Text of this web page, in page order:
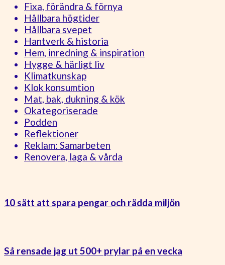
Fixa, förändra & förnya
Hållbara högtider
Hållbara svepet
Hantverk & historia
Hem, inredning & inspiration
Hygge & härligt liv
Klimatkunskap
Klok konsumtion
Mat, bak, dukning & kök
Okategoriserade
Podden
Reflektioner
Reklam: Samarbeten
Renovera, laga & vårda
10 sätt att spara pengar och rädda miljön
Så rensade jag ut 500+ prylar på en vecka